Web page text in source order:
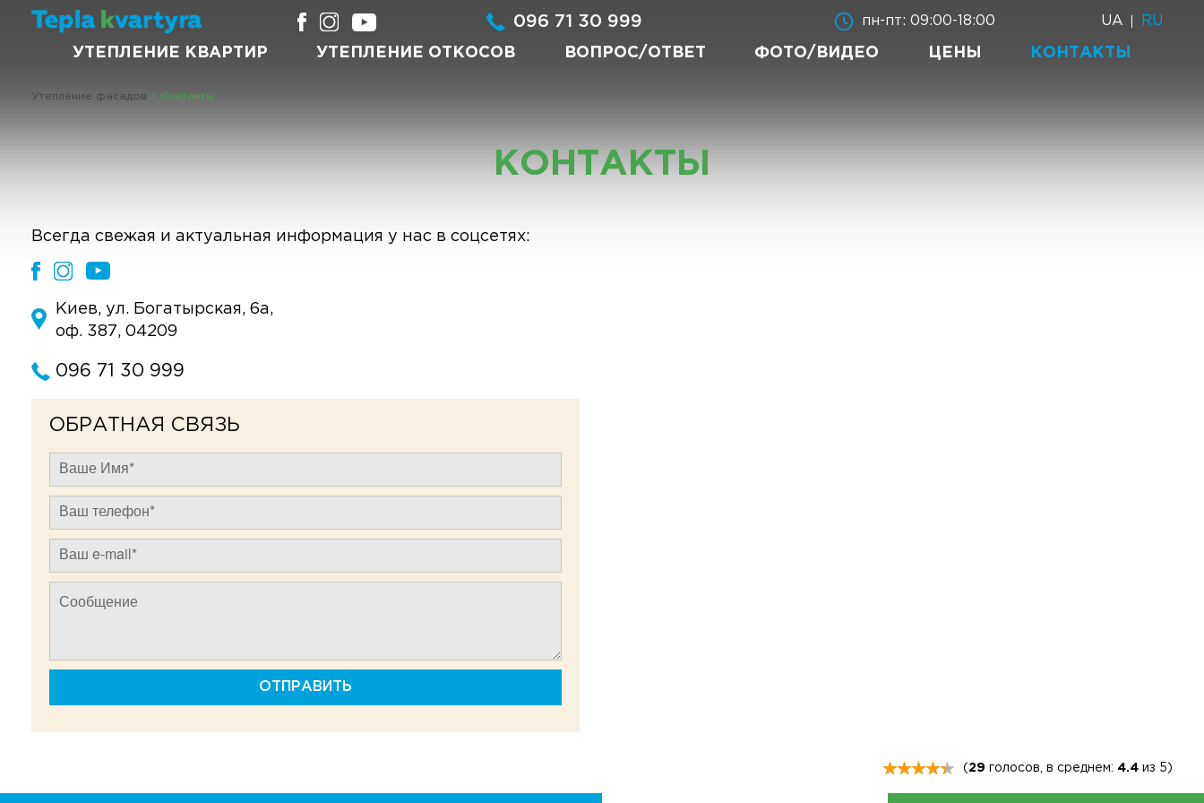
096 71 30 999 пн-пт: 09:00-18:00 UA RU
УТЕПЛЕНИЕ КВАРТИР УТЕПЛЕНИЕ ОТКОСОВ ВОПРОС/ОТВЕТ ФОТО/ВИДЕО ЦЕНЫ КОНТАКТЫ
Утепление фасадов > Контакты
КОНТАКТЫ
Всегда свежая и актуальная информация у нас в соцсетях:
Киев, ул. Богатырская, 6а,
оф. 387, 04209
096 71 30 999
ОБРАТНАЯ СВЯЗЬ
( 29 голосов, в среднем: 4.4 из 5)